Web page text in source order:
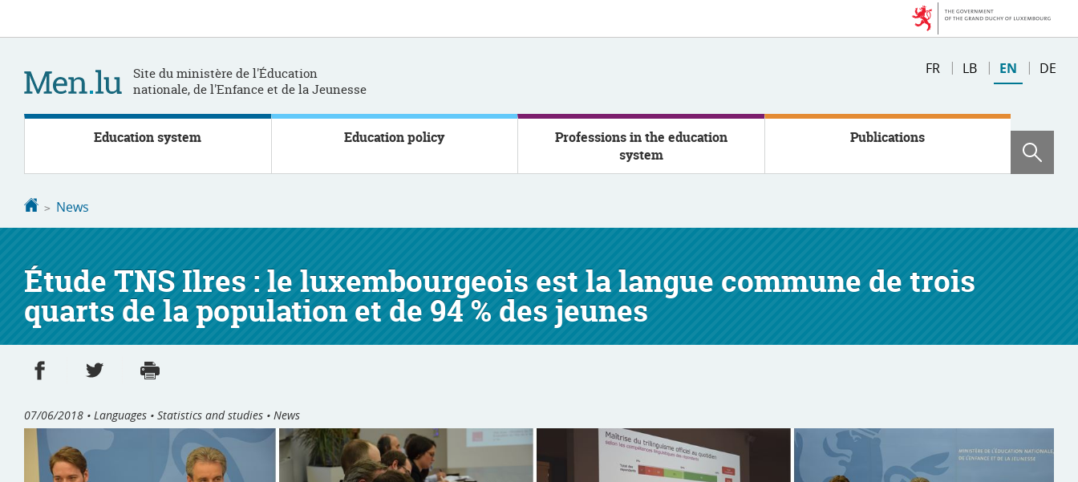
Site du ministère de l'Éducation
nationale, de l'Enfance et de la Jeunesse
Changer
FR LB EN DE
Education system Education policy
Professions in the education
system
Publications
Homepage
News
Étude TNS Ilres : le luxembourgeois est la langue commune de trois
quarts de la population et de 94 % des jeunes
Share on Facebook
Share on Twitter
07/06/2018 • Languages • Statistics and studies • News